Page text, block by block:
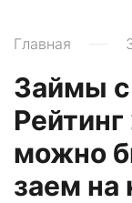
Главная
Займы с
можно
заем на